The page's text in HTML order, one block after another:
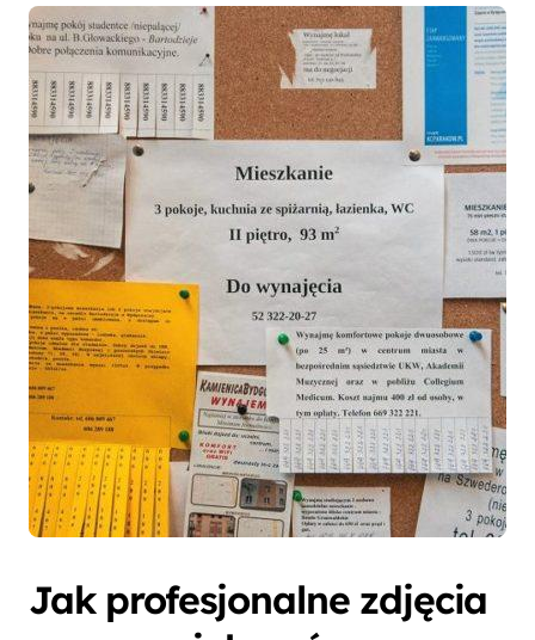
Jak profesjonalne zdjęcia